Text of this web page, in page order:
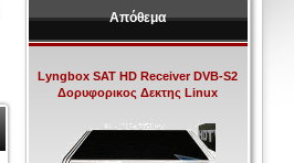
Απόθεμα
Lyngbox SAT HD Receiver DVB-S2
Δορυφορικος Δεκτης Linux